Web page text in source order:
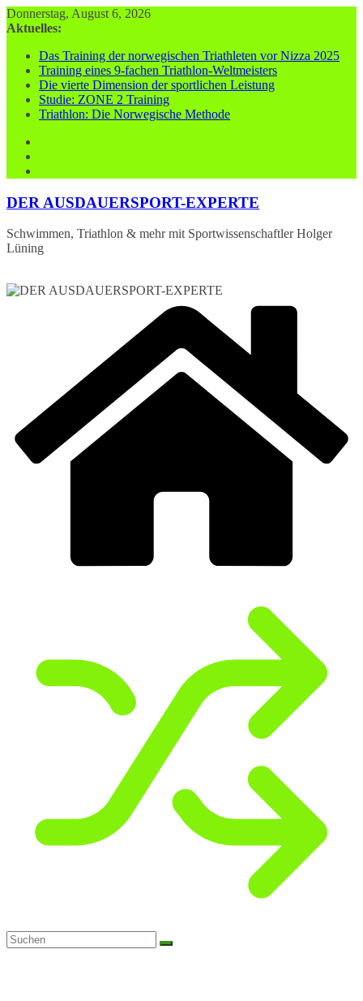
Zum
Inhalt
Donnerstag, August 6, 2026
Aktuelles:
Das Training der norwegischen Triathleten vor Nizza 2025
Training eines 9-fachen Triathlon-Weltmeisters
Die vierte Dimension der sportlichen Leistung
Studie: ZONE 2 Training
Triathlon: Die Norwegische Methode
DER AUSDAUERSPORT-EXPERTE
Schwimmen, Triathlon & mehr mit Sportwissenschaftler Holger
Lüning